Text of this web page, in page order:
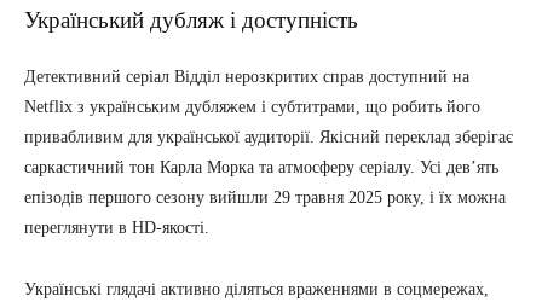
Український дубляж і доступність
Детективний серіал Відділ нерозкритих справ доступний на
Netflix з українським дубляжем і субтитрами, що робить його
привабливим для української аудиторії. Якісний переклад зберігає
саркастичний тон Карла Морка та атмосферу серіалу. Усі дев’ять
епізодів першого сезону вийшли 29 травня 2025 року, і їх можна
переглянути в HD-якості.
Українські глядачі активно діляться враженнями в соцмережах,